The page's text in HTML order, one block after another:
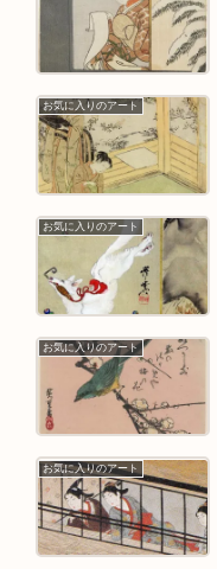
お気に入りのアート
お気に入りのアート
お気に入りのアート
お気に入りのアート